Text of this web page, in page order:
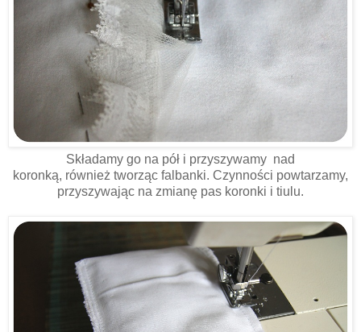
Składamy go na pół i przyszywamy nad
koronką, również tworząc falbanki. Czynności powtarzamy,
przyszywając na zmianę pas koronki i tiulu.